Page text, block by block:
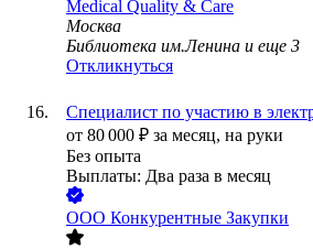
Medical Quality & Care
Москва
Библиотека им.Ленина и еще 3
Откликнуться
Специалист по участию в
от 80 000 ₽ за месяц, на руки
Без опыта
Выплаты: Два раза в месяц
ООО Конкурентные Закупки